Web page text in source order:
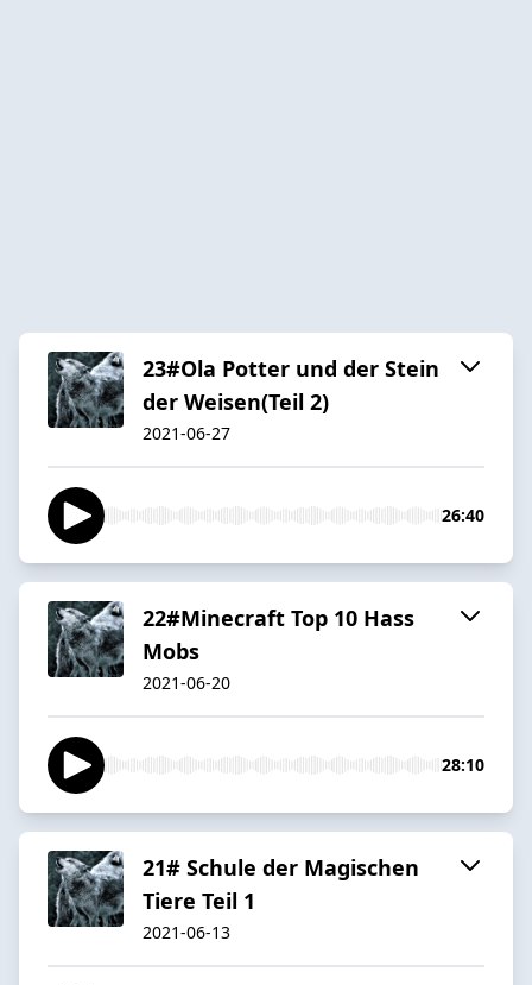
23#Ola Potter und der Stein
der Weisen(Teil 2)
2021-06-27
26:40
22#Minecraft Top 10 Hass
Mobs
2021-06-20
28:10
21# Schule der Magischen
Tiere Teil 1
2021-06-13